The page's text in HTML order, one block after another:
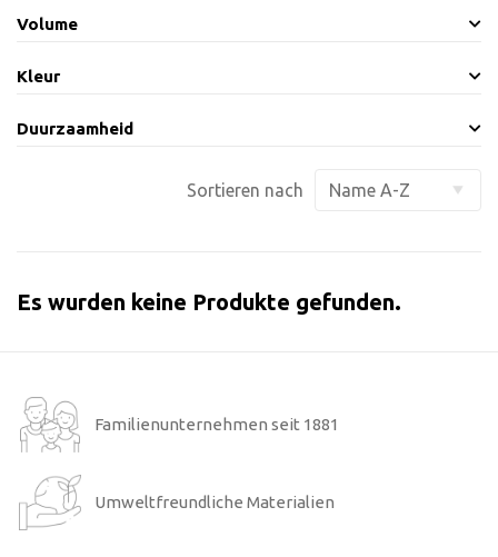
Volume
Kleur
Duurzaamheid
Sortieren nach
Es wurden keine Produkte gefunden.
Familienunternehmen seit 1881
Umweltfreundliche Materialien